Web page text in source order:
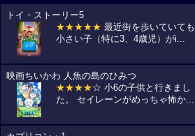
トイ・ストーリー5
★★★★★ 最近街を歩いていても
小さい子（特に3、4歳児）がi...
映画ちいかわ 人魚の島のひみつ
★★★★☆ 小6の子供と行きまし
た。 セイレーンがめっちゃ怖か...